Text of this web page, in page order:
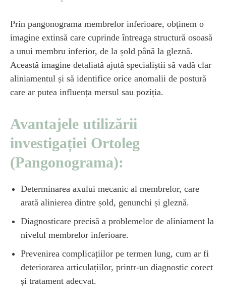
Prin pangonograma membrelor inferioare, obținem o
imagine extinsă care cuprinde întreaga structură osoasă
a unui membru inferior, de la șold până la gleznă.
Această imagine detaliată ajută specialiștii să vadă clar
aliniamentul și să identifice orice anomalii de postură
care ar putea influența mersul sau poziția.
Avantajele utilizării
investigației Ortoleg
(Pangonograma):
Determinarea axului mecanic al membrelor, care
arată alinierea dintre șold, genunchi și gleznă.
Diagnosticare precisă a problemelor de aliniament la
nivelul membrelor inferioare.
Prevenirea complicațiilor pe termen lung, cum ar fi
deteriorarea articulațiilor, printr-un diagnostic corect
și tratament adecvat.